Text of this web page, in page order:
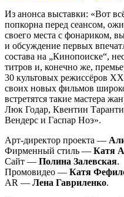
Из анонса выставки: «Вот
попкорна перед сеансом,
своего места с фонариком,
и обсуждение первых
состава на „Кинопоиске“,
титров и, конечно же,
30 культовых режиссёров
своих новых фильмов
встретятся такие мастера
Люк Годар, Квентин
Вендерс и Гаспар Ноэ».
Арт-директор проекта —
Фирменный стиль — Катя
Сайт — Полина Залевская.
Промовидео — Катя
AR — Лена Гавриленко.